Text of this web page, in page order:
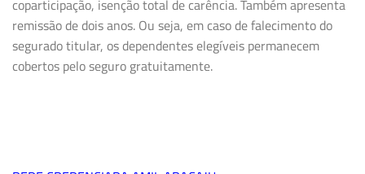
coparticipação, isenção total de carência. Também apresenta
remissão de dois anos. Ou seja, em caso de falecimento do
segurado titular, os dependentes elegíveis permanecem
cobertos pelo seguro gratuitamente.